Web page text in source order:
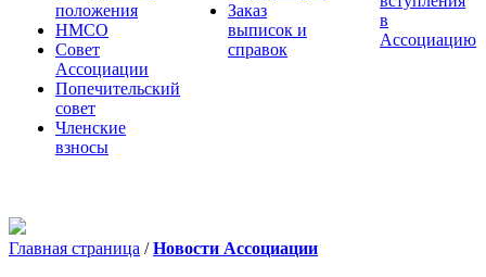
положения
НМСО
Совет
Ассоциации
Попечительский
совет
Членские
взносы
Заказ
выписок и
справок
в
Ассоциацию
Главная страница / Новости Ассоциации